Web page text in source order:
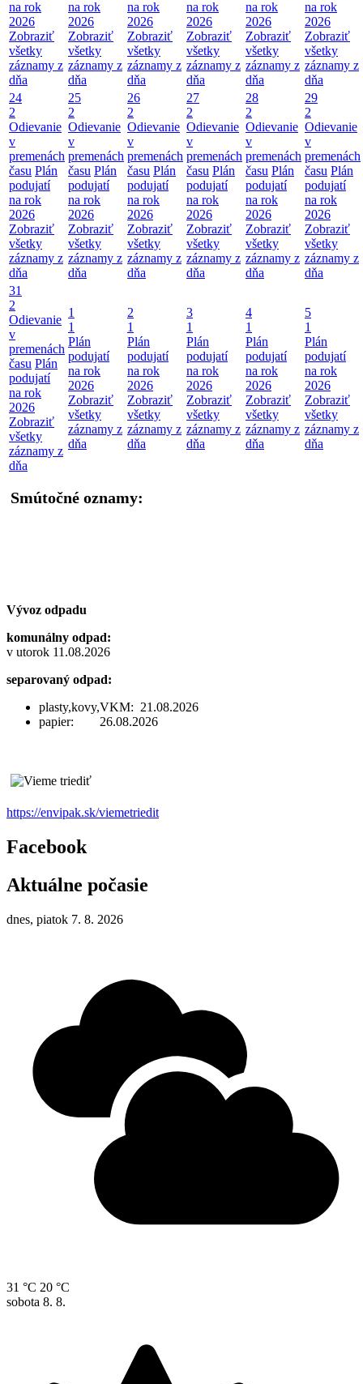
na rok
2026
Zobraziť
všetky
záznamy z
dňa
na rok
2026
Zobraziť
všetky
záznamy z
dňa
na rok
2026
Zobraziť
všetky
záznamy z
dňa
na rok
2026
Zobraziť
všetky
záznamy z
dňa
na rok
2026
Zobraziť
všetky
záznamy z
dňa
na rok
2026
Zobraziť
všetky
záznamy z
dňa
24
2
Odievanie
v
premenách
času Plán
podujatí
na rok
2026
Zobraziť
všetky
záznamy z
dňa
25
2
Odievanie
v
premenách
času Plán
podujatí
na rok
2026
Zobraziť
všetky
záznamy z
dňa
26
2
Odievanie
v
premenách
času Plán
podujatí
na rok
2026
Zobraziť
všetky
záznamy z
dňa
27
2
Odievanie
v
premenách
času Plán
podujatí
na rok
2026
Zobraziť
všetky
záznamy z
dňa
28
2
Odievanie
v
premenách
času Plán
podujatí
na rok
2026
Zobraziť
všetky
záznamy z
dňa
29
2
Odievanie
v
premenách
času Plán
podujatí
na rok
2026
Zobraziť
všetky
záznamy z
dňa
31
2
Odievanie
v
premenách
času Plán
podujatí
na rok
2026
Zobraziť
všetky
záznamy z
dňa
1
1
Plán
podujatí
na rok
2026
Zobraziť
všetky
záznamy z
dňa
2
1
Plán
podujatí
na rok
2026
Zobraziť
všetky
záznamy z
dňa
3
1
Plán
podujatí
na rok
2026
Zobraziť
všetky
záznamy z
dňa
4
1
Plán
podujatí
na rok
2026
Zobraziť
všetky
záznamy z
dňa
5
1
Plán
podujatí
na rok
2026
Zobraziť
všetky
záznamy z
dňa
Smútočné oznamy:
Vývoz odpadu
komunálny odpad:
v utorok 11.08.2026
separovaný odpad:
plasty,kovy,VKM: 21.08.2026
papier: 26.08.2026
https://envipak.sk/viemetriedit
Facebook
Aktuálne počasie
dnes, piatok 7. 8. 2026
31 °C 20 °C
sobota 8. 8.